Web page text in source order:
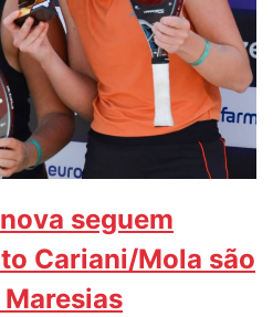
seguem
Cariani/Mola são